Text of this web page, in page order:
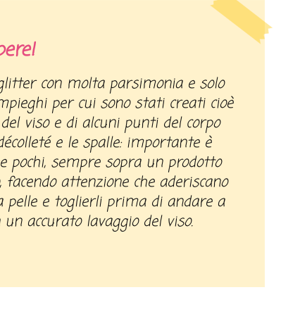
per cui sono stati creati cioè
viso e di alcuni punti del corpo
e le spalle: importante è
pochi, sempre sopra un prodotto
facendo attenzione che aderiscano
pelle e toglierli prima di andare a
accurato lavaggio del viso.